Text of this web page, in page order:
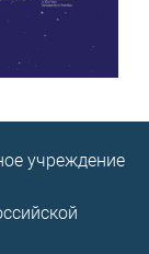
учреждение